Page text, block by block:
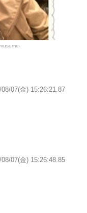
08/07(金) 15:26:21.87
08/07(金) 15:26:48.85